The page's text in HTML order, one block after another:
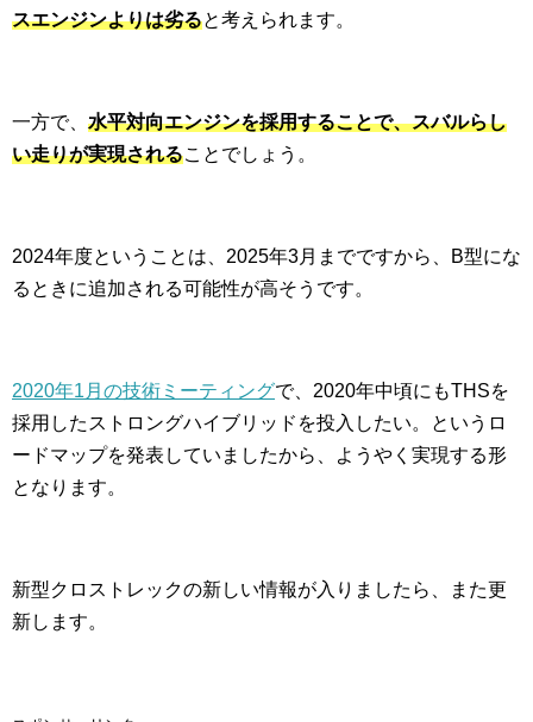
スエンジンよりは劣ると考えられます。
一方で、 水平対向エンジンを採用することで、スバルらし
い走りが実現されることでしょう。
2024年度ということは、2025年3月までですから、B型にな
るときに追加される可能性が高そうです。
2020年1月の技術ミーティングで、2020年中頃にもTHSを
採用したストロングハイブリッドを投入したい。というロ
ードマップを発表していましたから、ようやく実現する形
となります。
新型クロストレックの新しい情報が入りましたら、また更
新します。